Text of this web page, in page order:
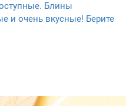
Блины
и очень вкусные! Берите